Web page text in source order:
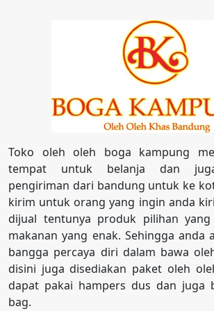
Toko oleh oleh boga kampung
tempat untuk belanja dan juga
pengiriman dari bandung untuk ke
kirim untuk orang yang ingin anda
dijual tentunya produk pilihan
makanan yang enak. Sehingga anda
bangga percaya diri dalam bawa
disini juga disediakan paket oleh
dapat pakai hampers dus dan juga
bag.